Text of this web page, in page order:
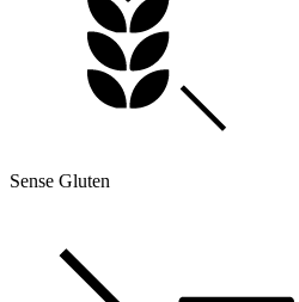
Sense Gluten